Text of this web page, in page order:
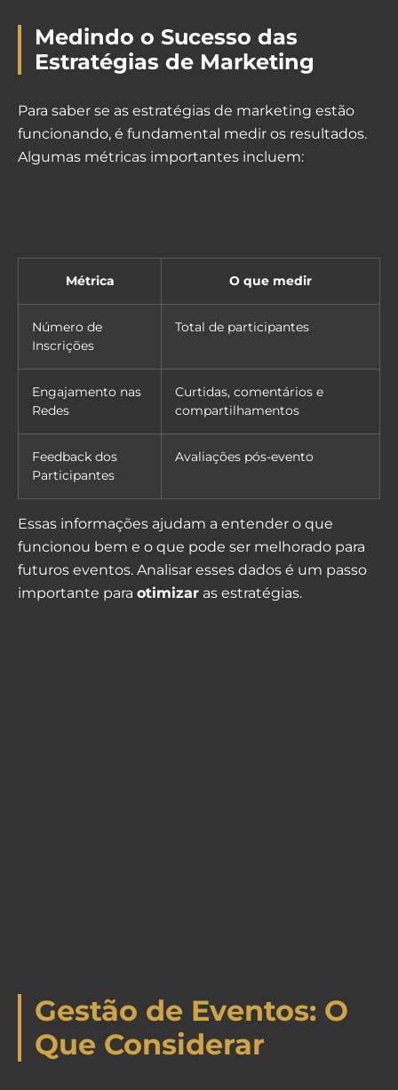
Medindo o Sucesso das
Estratégias de Marketing
Para saber se as estratégias de marketing estão
funcionando, é fundamental medir os resultados.
Algumas métricas importantes incluem:
Métrica O que medir
Número de
Inscrições
Total de participantes
Engajamento nas
Redes
Curtidas, comentários e
compartilhamentos
Feedback dos
Participantes
Avaliações pós-evento
Essas informações ajudam a entender o que
funcionou bem e o que pode ser melhorado para
futuros eventos. Analisar esses dados é um passo
importante para otimizar as estratégias.
Gestão de Eventos: O
Que Considerar